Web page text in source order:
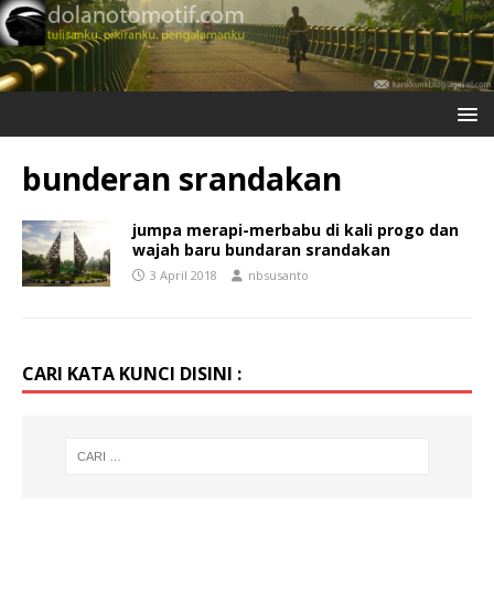
bunderan srandakan
jumpa merapi-merbabu di kali progo dan
wajah baru bundaran srandakan
3 April 2018 nbsusanto
CARI KATA KUNCI DISINI :